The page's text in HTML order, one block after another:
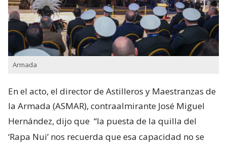
Armada
En el acto, el director de Astilleros y Maestranzas de
la Armada (ASMAR), contraalmirante José Miguel
Hernández, dijo que “la puesta de la quilla del
‘Rapa Nui’ nos recuerda que esa capacidad no se